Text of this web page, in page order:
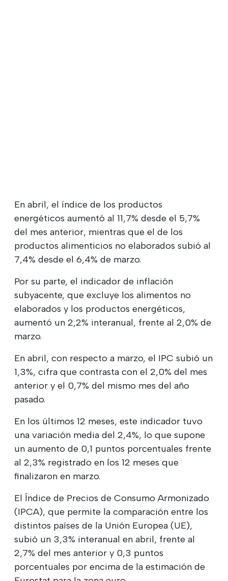
En abril, el índice de los productos
energéticos aumentó al 11,7% desde el 5,7%
del mes anterior, mientras que el de los
productos alimenticios no elaborados subió al
7,4% desde el 6,4% de marzo.
Por su parte, el indicador de inflación
subyacente, que excluye los alimentos no
elaborados y los productos energéticos,
aumentó un 2,2% interanual, frente al 2,0% de
marzo.
En abril, con respecto a marzo, el IPC subió un
1,3%, cifra que contrasta con el 2,0% del mes
anterior y el 0,7% del mismo mes del año
pasado.
En los últimos 12 meses, este indicador tuvo
una variación media del 2,4%, lo que supone
un aumento de 0,1 puntos porcentuales frente
al 2,3% registrado en los 12 meses que
finalizaron en marzo.
El Índice de Precios de Consumo Armonizado
(IPCA), que permite la comparación entre los
distintos países de la Unión Europea (UE),
subió un 3,3% interanual en abril, frente al
2,7% del mes anterior y 0,3 puntos
porcentuales por encima de la estimación de